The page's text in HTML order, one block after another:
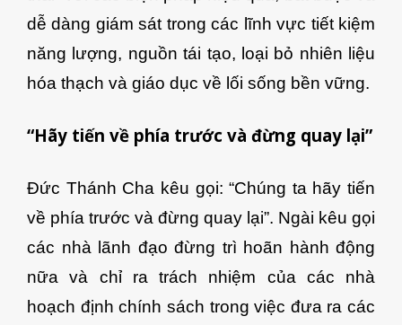
dễ dàng giám sát trong các lĩnh vực tiết kiệm
năng lượng, nguồn tái tạo, loại bỏ nhiên liệu
hóa thạch và giáo dục về lối sống bền vững.
“Hãy tiến về phía trước và đừng quay lại”
Đức Thánh Cha kêu gọi: “Chúng ta hãy tiến
về phía trước và đừng quay lại”. Ngài kêu gọi
các nhà lãnh đạo đừng trì hoãn hành động
nữa và chỉ ra trách nhiệm của các nhà
hoạch định chính sách trong việc đưa ra các